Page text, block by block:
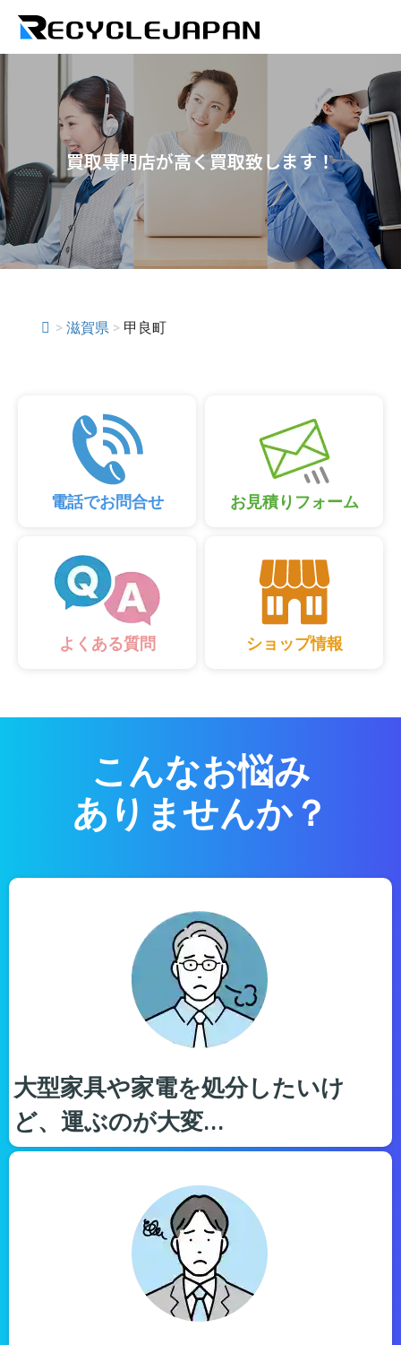
買取専門店が高く買取致します！
> 滋賀県 > 甲良町
電話でお問合せ お見積りフォーム
よくある質問 ショップ情報
こんなお悩み
ありませんか？
大型家具や家電を処分したいけ
ど、運ぶのが大変…